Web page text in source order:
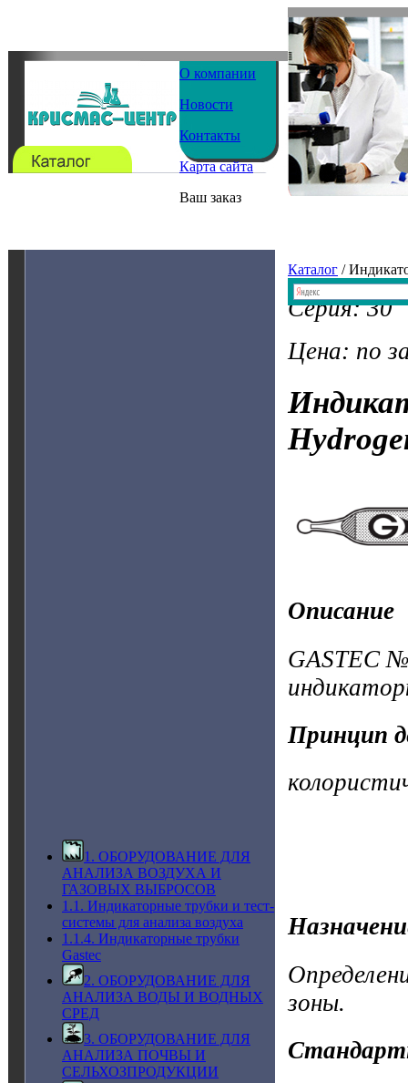
О компании
Новости
Контакты
Карта сайта
Ваш заказ
1. ОБОРУДОВАНИЕ ДЛЯ
АНАЛИЗА ВОЗДУХА И
ГАЗОВЫХ ВЫБРОСОВ
1.1. Индикаторные трубки и тест-
системы для анализа воздуха
1.1.4. Индикаторные трубки
Gastec
2. ОБОРУДОВАНИЕ ДЛЯ
АНАЛИЗА ВОДЫ И ВОДНЫХ
СРЕД
3. ОБОРУДОВАНИЕ ДЛЯ
АНАЛИЗА ПОЧВЫ И
СЕЛЬХОЗПРОДУКЦИИ
Каталог /
Серия: 30
Цена: по
Описание
GASTEC
Принцип
зоны.